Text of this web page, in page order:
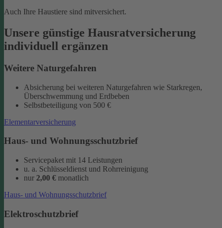
Auch Ihre Haustiere sind mitversichert.
Unsere günstige Hausratversicherung
individuell ergänzen
Weitere Naturgefahren
Absicherung bei weiteren Naturgefahren wie Starkregen,
Überschwemmung und Erdbeben
Selbstbeteiligung von 500 €
Elementarversicherung
Haus- und Wohnungsschutzbrief
Servicepaket mit 14 Leistungen
u. a. Schlüsseldienst und Rohrreinigung
nur 2,00 € monatlich
Haus- und Wohnungsschutzbrief
Elektroschutzbrief